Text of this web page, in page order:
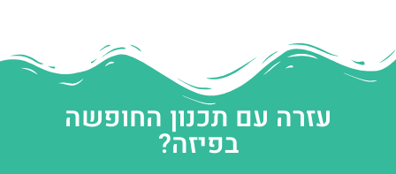
עזרה עם תכנון החופשה
בפיזה?